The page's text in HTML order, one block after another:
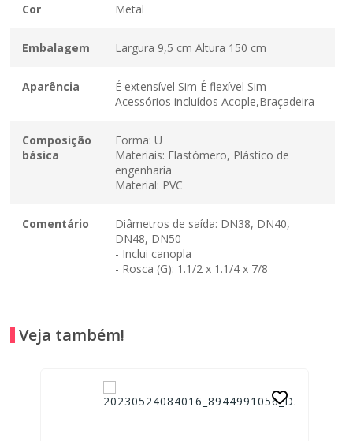
Cor Metal
Embalagem Largura 9,5 cm Altura 150 cm
Aparência
É extensível Sim É flexível Sim
Acessórios incluídos Acople,Braçadeira
Composição
básica
Forma: U
Materiais: Elastómero, Plástico de
engenharia
Material: PVC
Comentário
Diâmetros de saída: DN38, DN40,
DN48, DN50
- Inclui canopla
- Rosca (G): 1.1/2 x 1.1/4 x 7/8
Veja também!